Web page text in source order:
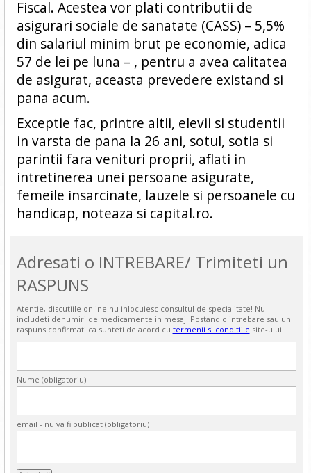
Fiscal. Acestea vor plati contributii de
asigurari sociale de sanatate (CASS) – 5,5%
din salariul minim brut pe economie, adica
57 de lei pe luna – , pentru a avea calitatea
de asigurat, aceasta prevedere existand si
pana acum.
Exceptie fac, printre altii, elevii si studentii
in varsta de pana la 26 ani, sotul, sotia si
parintii fara venituri proprii, aflati in
intretinerea unei persoane asigurate,
femeile insarcinate, lauzele si persoanele cu
handicap, noteaza si capital.ro.
Adresati o INTREBARE/ Trimiteti un
RASPUNS
Atentie, discutiile online nu inlocuiesc consultul de specialitate! Nu
includeti denumiri de medicamente in mesaj. Postand o intrebare sau un
raspuns confirmati ca sunteti de acord cu termenii si conditiile site-ului.
Nume (obligatoriu)
email - nu va fi publicat (obligatoriu)